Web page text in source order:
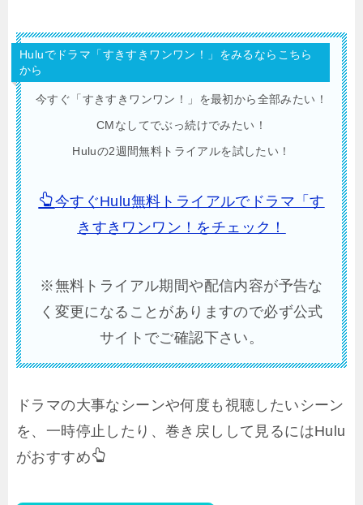
Huluでドラマ「すきすきワンワン！」をみるならこちら
から
今すぐ「すきすきワンワン！」を最初から全部みたい！
CMなしてでぶっ続けでみたい！
Huluの2週間無料トライアルを試したい！
今すぐHulu無料トライアルでドラマ「す
きすきワンワン！をチェック！
※無料トライアル期間や配信内容が予告な
く変更になることがありますので必ず公式
サイトでご確認下さい。
ドラマの大事なシーンや何度も視聴したいシーン
を、一時停止したり、巻き戻しして見るにはHulu
がおすすめ